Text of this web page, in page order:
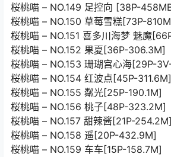
桜桃喵 – NO.149 足控向 [38P-
桜桃喵 – NO.150 草莓雪糕[73P-
桜桃喵 – NO.151 喜多川海梦 魅魔
桜桃喵 – NO.152 果夏[36P-306.3M]
桜桃喵 – NO.153 珊瑚宫心海[29P-
桜桃喵 – NO.154 红波点[45P-311.6M]
桜桃喵 – NO.155 粼光[25P-190.1M]
桜桃喵 – NO.156 桃子[48P-323.2M]
桜桃喵 – NO.157 甜辣酱[21P-254.2M]
桜桃喵 – NO.158 遥[20P-432.9M]
桜桃喵 – NO.159 车车[15P-158.7M]